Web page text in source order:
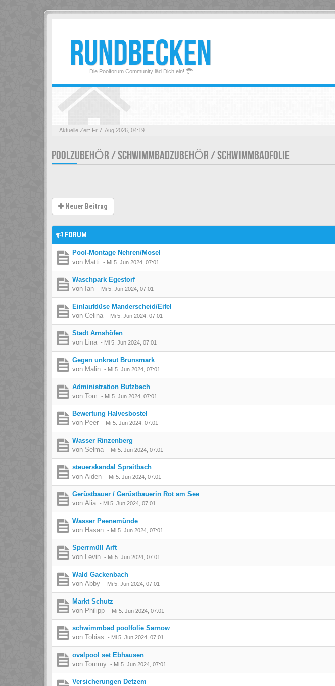
RUNDBECKEN
Die Poolforum Community läd Dich ein!
Aktuelle Zeit: Fr 7. Aug 2026, 04:19
POOLZUBEHÖR / SCHWIMMBADZUBEHÖR / SCHWIMMBADFOLIE
Neuer Beitrag
FORUM
Pool-Montage Nehren/Mosel
von Matti - Mi 5. Jun 2024, 07:01
Waschpark Egestorf
von Ian - Mi 5. Jun 2024, 07:01
Einlaufdüse Manderscheid/Eifel
von Celina - Mi 5. Jun 2024, 07:01
Stadt Arnshöfen
von Lina - Mi 5. Jun 2024, 07:01
Gegen unkraut Brunsmark
von Malin - Mi 5. Jun 2024, 07:01
Administration Butzbach
von Tom - Mi 5. Jun 2024, 07:01
Bewertung Halvesbostel
von Peer - Mi 5. Jun 2024, 07:01
Wasser Rinzenberg
von Selma - Mi 5. Jun 2024, 07:01
steuerskandal Spraitbach
von Aiden - Mi 5. Jun 2024, 07:01
Gerüstbauer / Gerüstbauerin Rot am See
von Alia - Mi 5. Jun 2024, 07:01
Wasser Peenemünde
von Hasan - Mi 5. Jun 2024, 07:01
Sperrmüll Arft
von Levin - Mi 5. Jun 2024, 07:01
Wald Gackenbach
von Abby - Mi 5. Jun 2024, 07:01
Markt Schutz
von Philipp - Mi 5. Jun 2024, 07:01
schwimmbad poolfolie Sarnow
von Tobias - Mi 5. Jun 2024, 07:01
ovalpool set Ebhausen
von Tommy - Mi 5. Jun 2024, 07:01
Versicherungen Detzem